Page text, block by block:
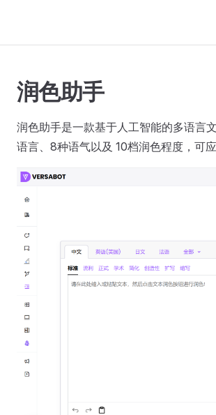
润色助手
润色助手是一款基于人工智能的多语言
语言、8种语气以及 10档润色程度，可